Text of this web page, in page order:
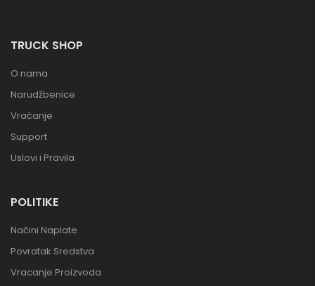
TRUCK SHOP
O nama
Narudžbenice
Vraćanje
Support
Uslovi i Pravila
POLITIKE
Načini Naplate
Povratak Sredstva
Vracanje Proizvoda